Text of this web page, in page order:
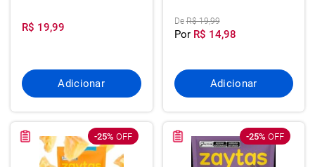
R$ 19,99
Adicionar
DeR$ 19,99
Por R$ 14,98
Adicionar
-25% OFF -25% OFF